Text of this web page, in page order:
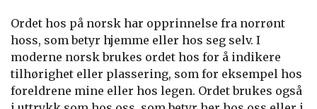
Ordet hos på norsk har opprinnelse fra norrønt
hoss, som betyr hjemme eller hos seg selv. I
moderne norsk brukes ordet hos for å indikere
tilhørighet eller plassering, som for eksempel hos
foreldrene mine eller hos legen. Ordet brukes også